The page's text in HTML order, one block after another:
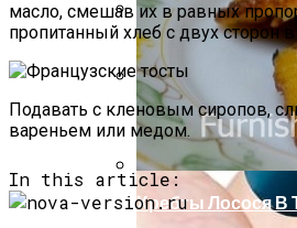
Компактно,
Нестандартных
Обуви
Летний Маникюр
Хребты Лосося В
масло, смешав их в равных
пропитанный хлеб с двух сторон
Подавать с кленовым сиропов,
вареньем или медом.
In this article: